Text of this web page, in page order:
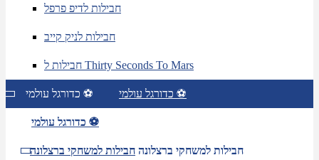
חבילות לדיפ פרפל
חבילות לניק קייב
חבילות ל Thirty Seconds To Mars
כדורגל עולמי ⚽ כדורגל עולמי ⚽
כדורגל עולמי ⚽
חבילות למשחקי ברצלונה חבילות למשחקי ברצלונה